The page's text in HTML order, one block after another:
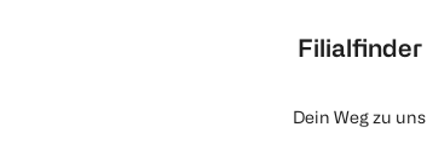
Filialfinder
Dein Weg zu uns